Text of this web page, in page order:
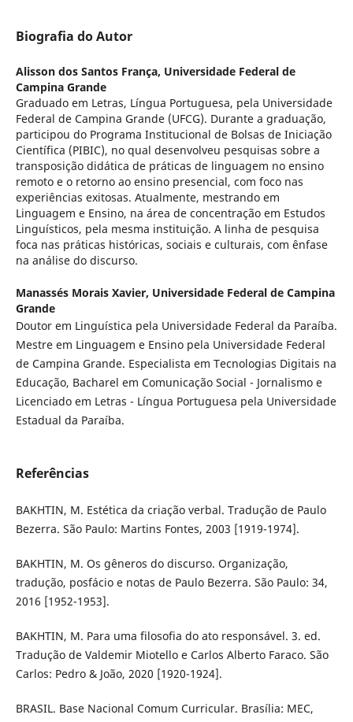
Biografia do Autor
Alisson dos Santos França, Universidade Federal de
Campina Grande
Graduado em Letras, Língua Portuguesa, pela Universidade
Federal de Campina Grande (UFCG). Durante a graduação,
participou do Programa Institucional de Bolsas de Iniciação
Científica (PIBIC), no qual desenvolveu pesquisas sobre a
transposição didática de práticas de linguagem no ensino
remoto e o retorno ao ensino presencial, com foco nas
experiências exitosas. Atualmente, mestrando em
Linguagem e Ensino, na área de concentração em Estudos
Linguísticos, pela mesma instituição. A linha de pesquisa
foca nas práticas históricas, sociais e culturais, com ênfase
na análise do discurso.
Manassés Morais Xavier, Universidade Federal de Campina
Grande
Doutor em Linguística pela Universidade Federal da Paraíba.
Mestre em Linguagem e Ensino pela Universidade Federal
de Campina Grande. Especialista em Tecnologias Digitais na
Educação, Bacharel em Comunicação Social - Jornalismo e
Licenciado em Letras - Língua Portuguesa pela Universidade
Estadual da Paraíba.
Referências
BAKHTIN, M. Estética da criação verbal. Tradução de Paulo
Bezerra. São Paulo: Martins Fontes, 2003 [1919-1974].
BAKHTIN, M. Os gêneros do discurso. Organização,
tradução, posfácio e notas de Paulo Bezerra. São Paulo: 34,
2016 [1952-1953].
BAKHTIN, M. Para uma filosofia do ato responsável. 3. ed.
Tradução de Valdemir Miotello e Carlos Alberto Faraco. São
Carlos: Pedro & João, 2020 [1920-1924].
BRASIL. Base Nacional Comum Curricular. Brasília: MEC,